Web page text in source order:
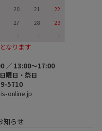
20 21
22
27 28
29
なります
／ 13:00～17:00
曜日・祭日
5710
online.jp
知らせ